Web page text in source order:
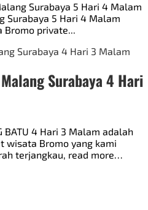
Surabaya 5 Hari 4 Malam
Surabaya 5 Hari 4 Malam
Bromo private...
Surabaya 4 Hari
BATU 4 Hari 3 Malam adalah
wisata Bromo yang kami
terjangkau, read more…